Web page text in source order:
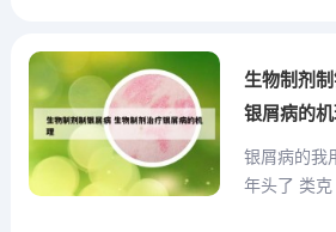
反弹或加重
生物制剂时
生物制剂
银屑病的
银屑病的我
年头了 类克